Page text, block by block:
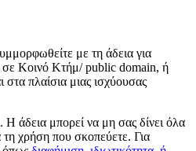
με τη άδεια για
σε Κοινό Κτήμ/ public domain, ή
στα πλαίσια μιας ισχύουσας
Η άδεια μπορεί να μη σας δίνει όλα
τη χρήση που σκοπεύετε. Για